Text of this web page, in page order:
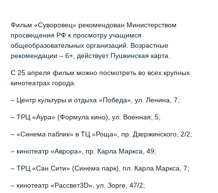
Фильм «Суворовец» рекомендован Министерством
просвещения РФ к просмотру учащимся
общеобразовательных организаций. Возрастные
рекомендации – 6+, действует Пушкинская карта.
С 25 апреля фильм можно посмотреть во всех крупных
кинотеатрах города:
– Центр культуры и отдыха «Победа», ул. Ленина, 7;
– ТРЦ «Аура» (Формула кино), ул. Военная, 5;
– «Синема паблик» в ТЦ «Роща», пр. Дзержинского, 2/2;
– кинотеатр «Аврора», пр. Карла Маркса, 49;
– ТРЦ «Сан Сити» (Синема парк), пл. Карла Маркса, 7;
– кинотеатр «Рассвет3D», ул. Зорге, 47/2;